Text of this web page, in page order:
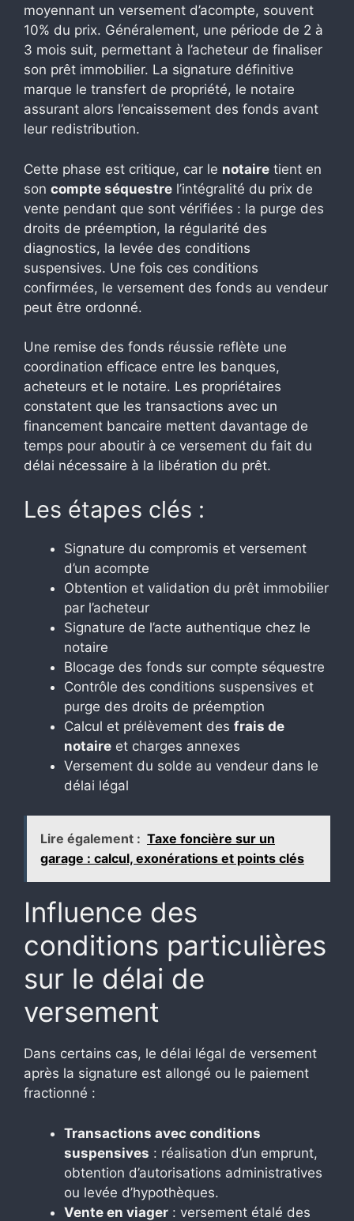
moyennant un versement d’acompte, souvent
10% du prix. Généralement, une période de 2 à
3 mois suit, permettant à l’acheteur de finaliser
son prêt immobilier. La signature définitive
marque le transfert de propriété, le notaire
assurant alors l’encaissement des fonds avant
leur redistribution.
Cette phase est critique, car le notaire tient en
son compte séquestre l’intégralité du prix de
vente pendant que sont vérifiées : la purge des
droits de préemption, la régularité des
diagnostics, la levée des conditions
suspensives. Une fois ces conditions
confirmées, le versement des fonds au vendeur
peut être ordonné.
Une remise des fonds réussie reflète une
coordination efficace entre les banques,
acheteurs et le notaire. Les propriétaires
constatent que les transactions avec un
financement bancaire mettent davantage de
temps pour aboutir à ce versement du fait du
délai nécessaire à la libération du prêt.
Les étapes clés :
Signature du compromis et versement
d’un acompte
Obtention et validation du prêt immobilier
par l’acheteur
Signature de l’acte authentique chez le
notaire
Blocage des fonds sur compte séquestre
Contrôle des conditions suspensives et
purge des droits de préemption
Calcul et prélèvement des frais de
notaire et charges annexes
Versement du solde au vendeur dans le
délai légal
Lire également : Taxe foncière sur un
garage : calcul, exonérations et points clés
Influence des
conditions particulières
sur le délai de
versement
Dans certains cas, le délai légal de versement
après la signature est allongé ou le paiement
fractionné :
Transactions avec conditions
suspensives : réalisation d’un emprunt,
obtention d’autorisations administratives
ou levée d’hypothèques.
Vente en viager : versement étalé des